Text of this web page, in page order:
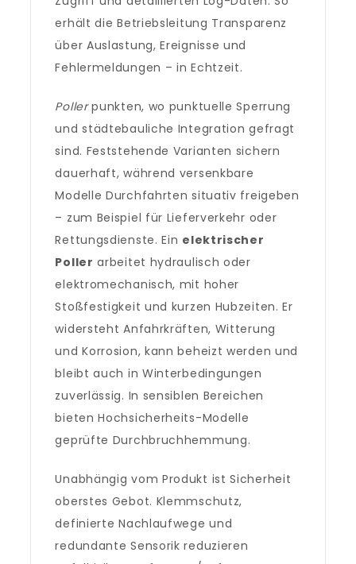
erhält die Betriebsleitung Transparenz
über Auslastung, Ereignisse und
Fehlermeldungen – in Echtzeit.
Pollerpunkten, wo punktuelle Sperrung
und städtebauliche Integration gefragt
sind. Feststehende Varianten sichern
dauerhaft, während versenkbare
Modelle Durchfahrten situativ freigeben
– zum Beispiel für Lieferverkehr oder
Rettungsdienste. Ein elektrischer
Poller arbeitet hydraulisch oder
elektromechanisch, mit hoher
Stoßfestigkeit und kurzen Hubzeiten. Er
widersteht Anfahrkräften, Witterung
und Korrosion, kann beheizt werden und
bleibt auch in Winterbedingungen
zuverlässig. In sensiblen Bereichen
bieten Hochsicherheits-Modelle
geprüfte Durchbruchhemmung.
Unabhängig vom Produkt ist Sicherheit
oberstes Gebot. Klemmschutz,
definierte Nachlaufwege und
redundante Sensorik reduzieren